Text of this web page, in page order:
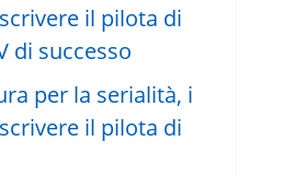
per la serialità, i
il pilota di